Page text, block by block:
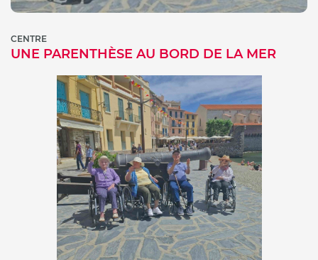
CENTRE
UNE PARENTHÈSE AU BORD DE LA MER